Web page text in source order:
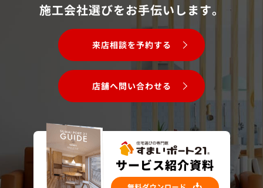
施工会社選びをお手伝いします。
来店相談を予約する
店舗へ問い合わせる